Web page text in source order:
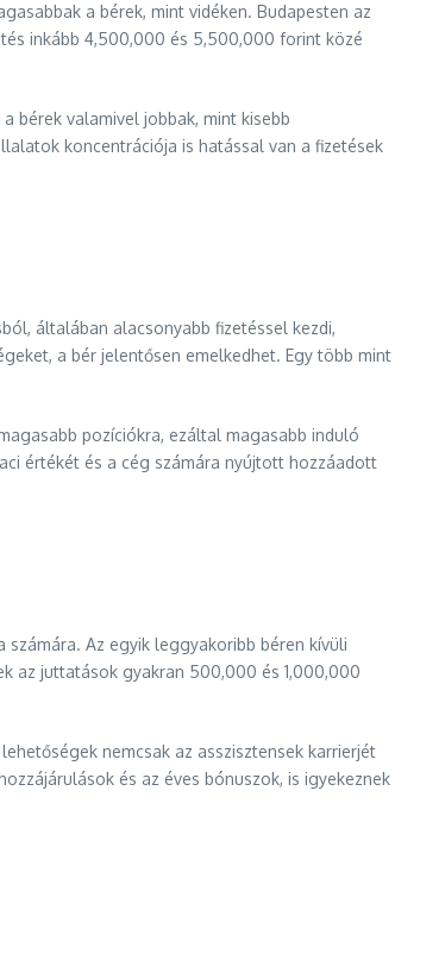
a bérek, mint vidéken. Budapesten az
inkább 4,500,000 és 5,500,000 forint közé
bérek valamivel jobbak, mint kisebb
koncentrációja is hatással van a fizetések
általában alacsonyabb fizetéssel kezdi,
a bér jelentősen emelkedhet. Egy több mint
pozíciókra, ezáltal magasabb induló
értékét és a cég számára nyújtott hozzáadott
Az egyik leggyakoribb béren kívüli
az juttatások gyakran 500,000 és 1,000,000
nemcsak az asszisztensek karrierjét
és az éves bónuszok, is igyekeznek